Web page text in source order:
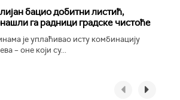
бацио добитни листић,
га радници градске чистоће
је уплаћивао исту комбинацију
– оне који су...